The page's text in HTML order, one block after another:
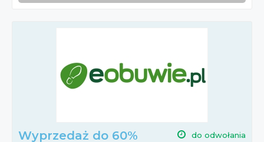
Wyprzedaż do 60% do odwołania